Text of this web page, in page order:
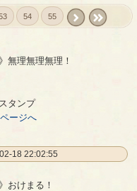
54 55
無理無理無理！
タンプ
ージへ
18 22:02:55
おけまる！